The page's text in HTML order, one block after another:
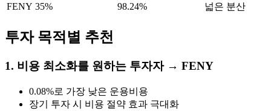
FENY 35% 98.24% 넓은 분산
투자 목적별 추천
1. 비용 최소화를 원하는 투자자 → FENY
0.08%로 가장 낮은 운용비용
장기 투자 시 비용 절약 효과 극대화